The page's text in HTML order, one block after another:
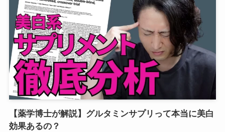
【薬学博士が解説】グルタミンサプリって本当に美白
効果あるの？